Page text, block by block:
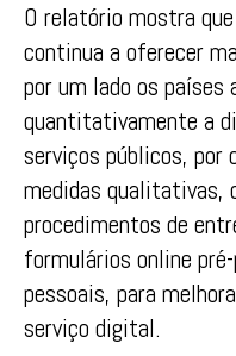
O relatório mostra
continua a oferecer
por um lado os países
quantitativamente a
serviços públicos, por
medidas qualitativas,
procedimentos de
formulários online
pessoais, para
serviço digital.